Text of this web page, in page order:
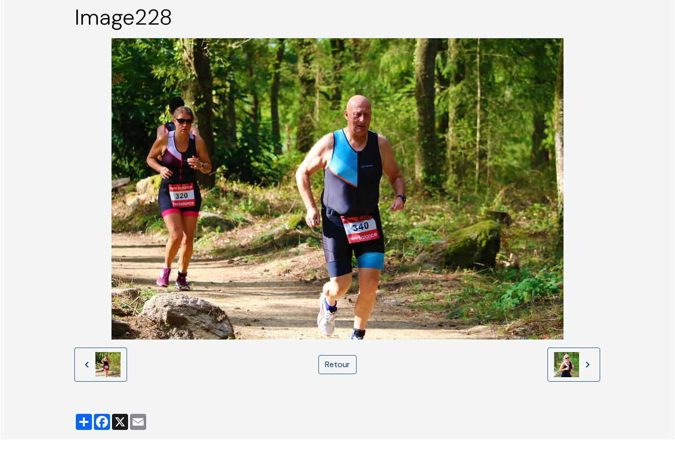
Image228
Retour
PartagerFacebook
X